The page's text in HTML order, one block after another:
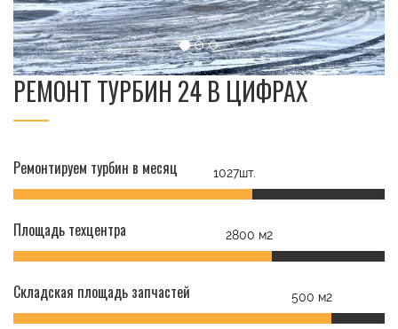
РЕМОНТ ТУРБИН 24 В ЦИФРАХ
Ремонтируем турбин в месяц 1027шт.
Площадь техцентра 2800 м2
Складская площадь запчастей 500 м2